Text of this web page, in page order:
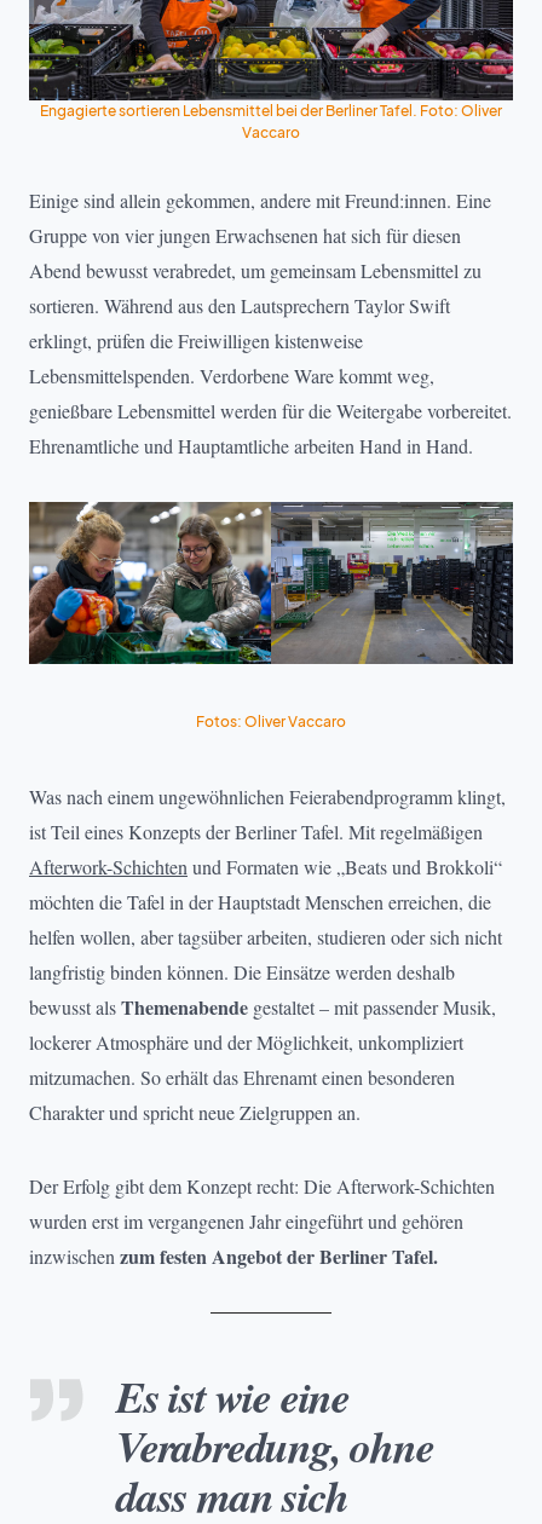
Engagierte sortieren Lebensmittel bei der Berliner Tafel. Foto: Oliver
Vaccaro
Einige sind allein gekommen, andere mit Freund:innen. Eine
Gruppe von vier jungen Erwachsenen hat sich für diesen
Abend bewusst verabredet, um gemeinsam Lebensmittel zu
sortieren. Während aus den Lautsprechern Taylor Swift
erklingt, prüfen die Freiwilligen kistenweise
Lebensmittelspenden. Verdorbene Ware kommt weg,
genießbare Lebensmittel werden für die Weitergabe vorbereitet.
Ehrenamtliche und Hauptamtliche arbeiten Hand in Hand.
Fotos: Oliver Vaccaro
Was nach einem ungewöhnlichen Feierabendprogramm klingt,
ist Teil eines Konzepts der Berliner Tafel. Mit regelmäßigen
Afterwork-Schichten und Formaten wie „Beats und Brokkoli“
möchten die Tafel in der Hauptstadt Menschen erreichen, die
helfen wollen, aber tagsüber arbeiten, studieren oder sich nicht
langfristig binden können. Die Einsätze werden deshalb
bewusst alsThemenabende gestaltet – mit passender Musik,
lockerer Atmosphäre und der Möglichkeit, unkompliziert
mitzumachen. So erhält das Ehrenamt einen besonderen
Charakter und spricht neue Zielgruppen an.
Der Erfolg gibt dem Konzept recht: Die Afterwork-Schichten
wurden erst im vergangenen Jahr eingeführt und gehören
inzwischen zum festen Angebot der Berliner Tafel.
Es ist wie eine
Verabredung, ohne
dass man sich